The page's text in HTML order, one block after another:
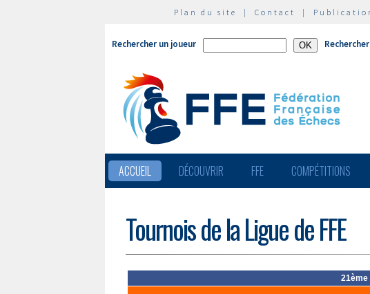
Plan du site | Contact |
Rechercher un joueur
ACCUEIL DÉCOUVRIR FFE COMPÉTITIONS
Tournois de la Ligue de FFE
21ème